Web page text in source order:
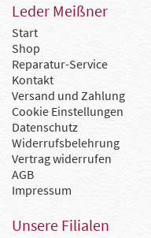
Leder Meißner
Start
Shop
Reparatur-Service
Kontakt
Versand und Zahlung
Cookie Einstellungen
Datenschutz
Widerrufsbelehrung
Vertrag widerrufen
AGB
Impressum
Unsere Filialen